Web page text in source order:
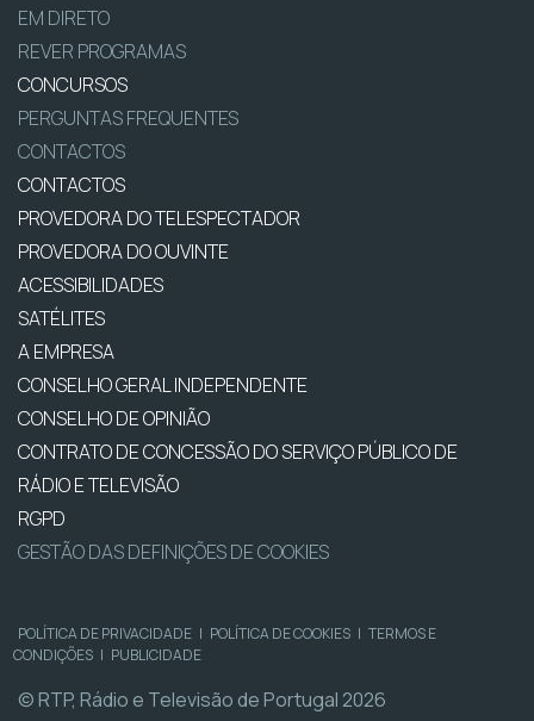
EM DIRETO
REVER PROGRAMAS
CONCURSOS
PERGUNTAS FREQUENTES
CONTACTOS
CONTACTOS
PROVEDORA DO TELESPECTADOR
PROVEDORA DO OUVINTE
ACESSIBILIDADES
SATÉLITES
A EMPRESA
CONSELHO GERAL INDEPENDENTE
CONSELHO DE OPINIÃO
CONTRATO DE CONCESSÃO DO SERVIÇO PÚBLICO DE
RÁDIO E TELEVISÃO
RGPD
GESTÃO DAS DEFINIÇÕES DE COOKIES
POLÍTICA DE PRIVACIDADE | POLÍTICA DE COOKIES | TERMOS E
CONDIÇÕES | PUBLICIDADE
© RTP, Rádio e Televisão de Portugal 2026